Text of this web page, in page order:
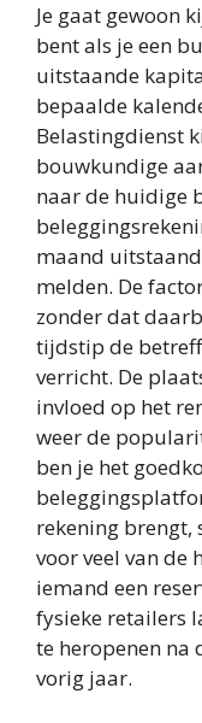
Je gaat gewoon
bent als je een
uitstaande
bepaalde
Belastingdienst
bouwkundige
naar de huidige
maand
melden. De
zonder dat
tijdstip de
verricht. De
invloed op het
weer de
ben je het
rekening brengt,
voor veel van
iemand een
fysieke retailers
te heropenen na
vorig jaar.